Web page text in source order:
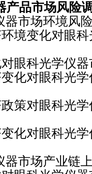
产品市场风险
市场环境风
化对眼科
光学仪器
眼科光学
眼科光学
眼科光学
市场产业链